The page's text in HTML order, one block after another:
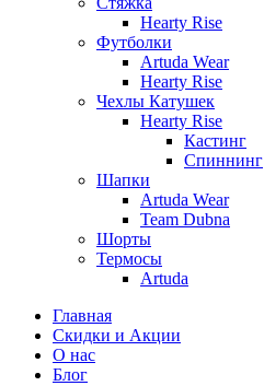
Hearty Rise
Футболки
Artuda Wear
Hearty Rise
Чехлы Катушек
Hearty Rise
Кастинг
Спиннинг
Шапки
Artuda Wear
Team Dubna
Шорты
Термосы
Artuda
Главная
Скидки и Акции
О нас
Блог